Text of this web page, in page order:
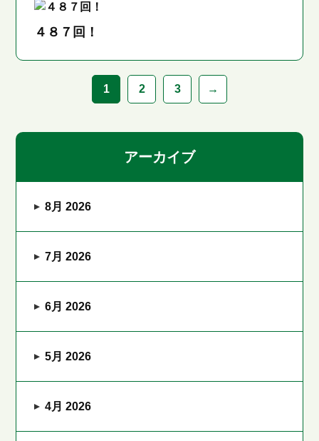
４８７回！
1 2 3 →
アーカイブ
8月 2026
7月 2026
6月 2026
5月 2026
4月 2026